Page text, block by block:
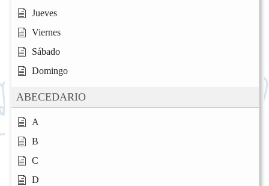
Jueves
Viernes
Sábado
Domingo
ABECEDARIO
A
B
C
D